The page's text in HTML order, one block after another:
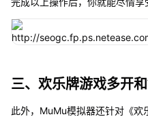
三、欢乐牌游戏多开
此外，MuMu模拟器还针对《